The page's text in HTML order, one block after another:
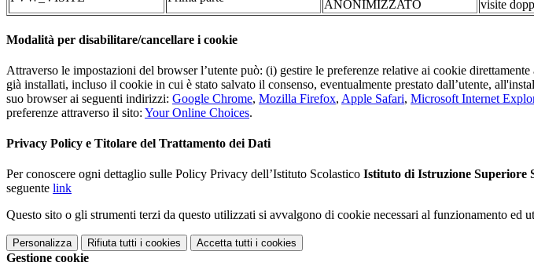
ANONIMIZZATO
visite
Modalità per disabilitare/cancellare i cookie
Attraverso le impostazioni del browser l’utente può: (i) gestire le preferenze relative ai cookie
già installati, incluso il cookie in cui è stato salvato il consenso, eventualmente prestato dall’utente,
suo browser ai seguenti indirizzi: Google Chrome, Mozilla Firefox, Apple Safari, Microsoft Internet
preferenze attraverso il sito: Your Online Choices.
Privacy Policy e Titolare del Trattamento dei Dati
Per conoscere ogni dettaglio sulle Policy Privacy dell’Istituto Scolastico Istituto di Istruzione Superiore
seguente link
Questo sito o gli strumenti terzi da questo utilizzati si avvalgono di cookie necessari al funzionamento ed
Personalizza Rifiuta tutti i cookies Accetta tutti i cookies
Gestione cookie